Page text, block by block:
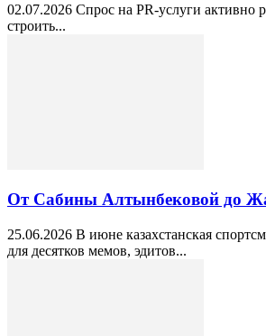
02.07.2026 Спрос на PR-услуги активно
строить...
От Сабины Алтынбековой до
25.06.2026 В июне казахстанская
для десятков мемов, эдитов...